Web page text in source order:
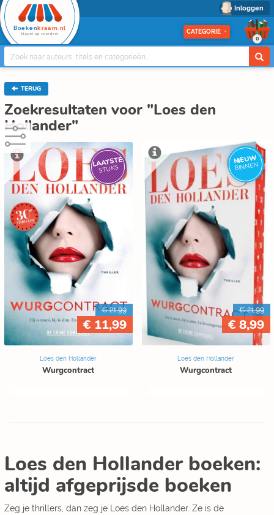
Inloggen
Boeken kraam.nl
Stapel op voordeel CATEGORIE
0
TERUG
Zoekresultaten voor "Loes den
Hollander"
LAATSTE
STUKS
€ 21,99
€ 11,99
Loes den Hollander
Wurgcontract
NIEUW
BINNEN
€ 21,99
€ 8,99
Loes den Hollander
Wurgcontract
Loes den Hollander boeken:
altijd afgeprijsde boeken
Zeg je thrillers, dan zeg je Loes den Hollander. Ze is de